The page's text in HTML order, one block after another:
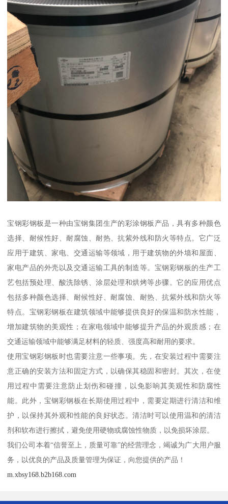
宝钢彩钢板是一种由宝钢集团生产的彩涂钢板产品，具有多种颜色
选择、耐候性好、耐腐蚀、耐热、抗紫外线和防火等特点。它广泛
应用于建筑、家电、交通运输等领域，用于建筑物的外墙和屋面、
家电产品的外壳以及交通运输工具的制造等。宝钢彩钢板的生产工
艺包括预处理、酸洗除锈、涂层处理和烘烤等步骤。它的应用优点
包括多种颜色选择、耐候性好、耐腐蚀、耐热、抗紫外线和防火等
特点。宝钢彩钢板在建筑领域中能够提供良好的保温和防水性能，
增加建筑物的美观性；在家电领域中能够提升产品的外观质感；在
交通运输领域中能够满足材料的轻质、强度高和耐用的要求。
使用宝钢彩钢板时也需要注意一些事项。先，在安装过程中需要注
意正确的安装方法和固定方式，以确保其稳固和密封。其次，在使
用过程中需要注意防止划伤和碰撞，以免影响其美观性和防腐性
能。此外，宝钢彩钢板在长期使用过程中，需要定期进行清洁和维
护，以保持其外观和性能的良好状态。清洁时可以使用温和的清洁
剂和软布进行擦拭，避免使用硬物或腐蚀性物质，以免损坏涂层。
我们公司本着“信誉至上，质量可靠”的经营理念，竭诚为广大用户服
务，以优良的产品及质量管理为保证，向您提供的产品！
m.xbsy168.b2b168.com